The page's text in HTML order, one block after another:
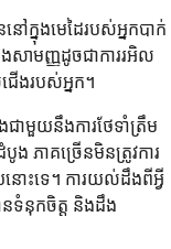
ក្នុងមេដៃរបស់អ្នកបាក់
សាមញ្ញដូចជាការរអិល
ជើងរបស់អ្នក។
ាមួយនឹងការថែទាំត្រឹម
ភាគច្រើនមិនត្រូវការ
នោះទេ។ ការយល់ដឹងពីអ្វី
ទំនុកចិត្ត និងដឹង